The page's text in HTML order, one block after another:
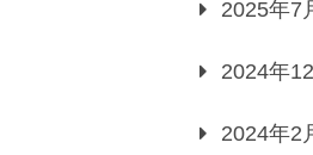
2025年7
2024年
2024年2